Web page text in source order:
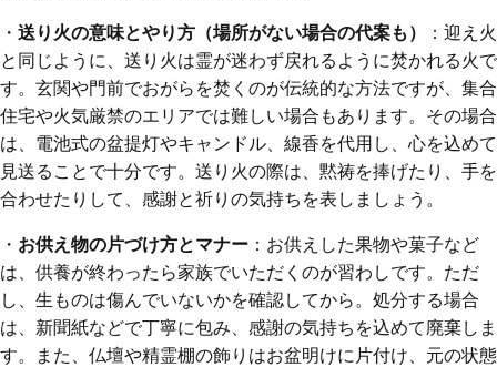
・ 送り火の意味とやり方（場所がない場合の代案も）
：迎え火
と同じように、送り火は霊が迷わず戻れるように焚かれる火で
す。玄関や門前でおがらを焚くのが伝統的な方法ですが、集合
住宅や火気厳禁のエリアでは難しい場合もあります。その場合
は、電池式の盆提灯やキャンドル、線香を代用し、心を込めて
見送ることで十分です。送り火の際は、黙祷を捧げたり、手を
合わせたりして、感謝と祈りの気持ちを表しましょう。
・ お供え物の片づけ方とマナー ：お供えした果物や菓子など
は、供養が終わったら家族でいただくのが習わしです。ただ
し、生ものは傷んでいないかを確認してから。処分する場合
は、新聞紙などで丁寧に包み、感謝の気持ちを込めて廃棄しま
す。また、仏壇や精霊棚の飾りはお盆明けに片付け、元の状態